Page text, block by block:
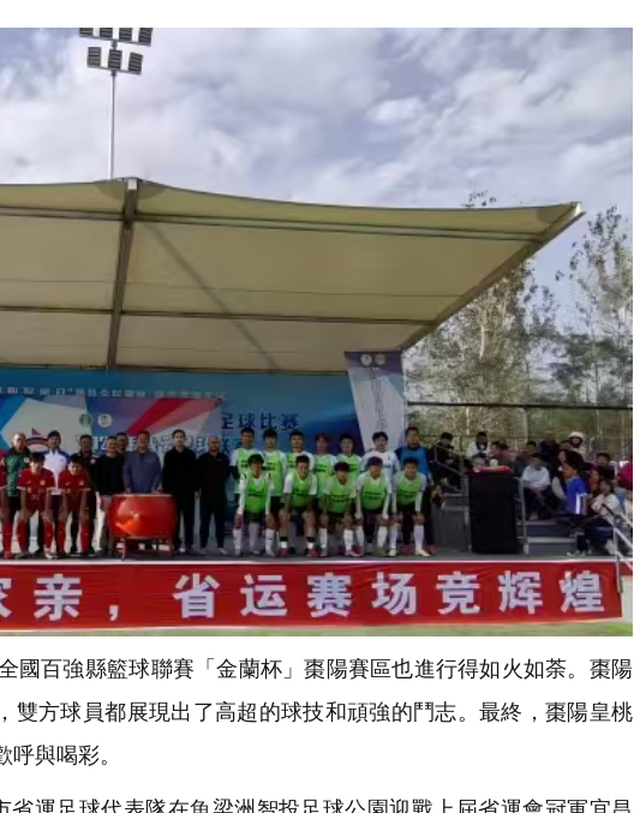
百強縣籃球聯賽「金蘭杯」棗陽賽區也進行得如火如荼。棗陽
雙方球員都展現出了高超的球技和頑強的鬥志。最終，棗陽皇桃
與喝彩。